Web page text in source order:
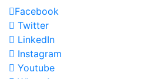
Facebook
Twitter
LinkedIn
Instagram
Youtube